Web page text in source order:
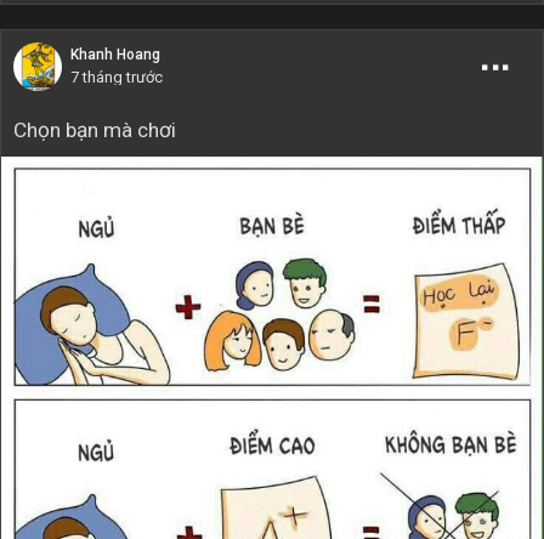
Khanh Hoang
7 tháng trước
Chọn bạn mà chơi